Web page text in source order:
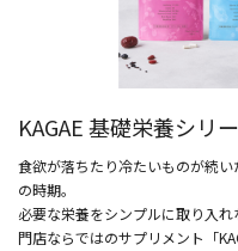
KAGAE 基礎栄養シリ
食欲が落ちたり冷たいものが続
の時期。
必要な栄養をシンプルに取り入
門店ならではのサプリメント「